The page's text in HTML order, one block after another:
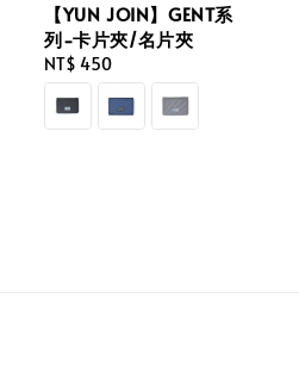
【YUN JOIN】GENT系
列-卡片夾/名片夾
Regular
price
NT$ 450